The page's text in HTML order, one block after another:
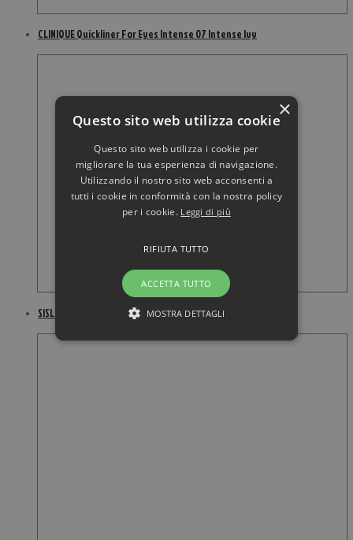
CLINIQUE Quickliner For Eyes Intense 07 Intense Ivy
SISLEY Phyto Lip Gloss – 04 Fushia
×
Questo sito web utilizza cookie
Questo sito web utilizza i cookie per
migliorare la tua esperienza di navigazione.
Utilizzando il nostro sito web acconsenti a
tutti i cookie in conformità con la nostra policy
per i cookie. Leggi di più
ACCETTA TUTTO
RIFIUTA TUTTO
MOSTRA DETTAGLI